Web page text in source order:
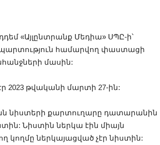
«Այլընտրանք Մեդիա» ՍՊԸ-ի՝
համարվող փաստացի
մասին:
թվականի մարտի 27-ին:
նիստերի քարտուղարը դատարանին
Նիստին ներկա էին միայն
կողմը ներկայացված չէր նիստին: